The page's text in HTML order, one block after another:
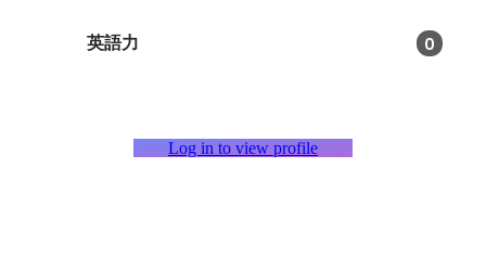
英語力 0
Log in to view profile